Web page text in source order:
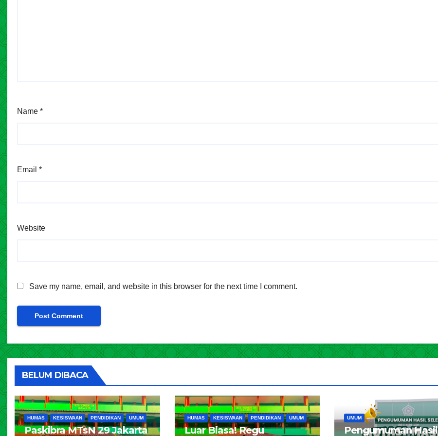
Name *
Email *
Website
Save my name, email, and website in this browser for the next time I comment.
BELUM DIBACA
HUMAS KESISWAAN PENDIDIKAN UMUM
Paskibra MTsN 29 Jakarta
HUMAS KESISWAAN PENDIDIKAN UMUM
Luar Biasa! Regu
UMUM
Pengumuman Hasil